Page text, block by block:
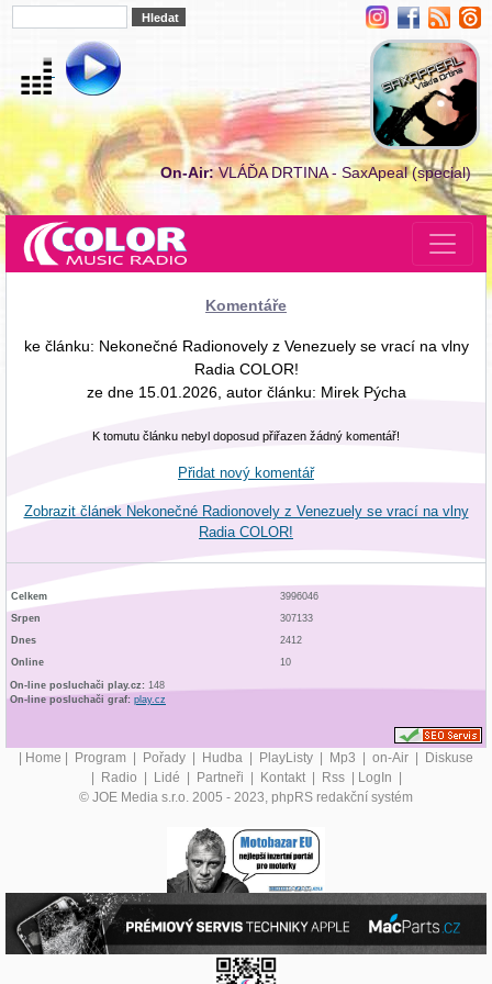
On-Air:VLÁĎA DRTINA - SaxApeal (special)
Komentáře
ke článku: Nekonečné Radionovely z Venezuely se vrací na vlny
Radia COLOR!
ze dne 15.01.2026, autor článku: Mirek Pýcha
K tomutu článku nebyl doposud přiřazen žádný komentář!
Přidat nový komentář
Zobrazit článek Nekonečné Radionovely z Venezuely se vrací na vlny
Radia COLOR!
Celkem
3996046
Srpen
307133
Dnes
2412
Online
10
On-line posluchači play.cz: 148
On-line posluchači graf: play.cz
| Home | Program | Pořady | Hudba | PlayListy | Mp3 | on-Air | Diskuse
| Radio | Lidé | Partneři | Kontakt | Rss | LogIn |
© JOE Media s.r.o. 2005 - 2023, phpRS redakční systém